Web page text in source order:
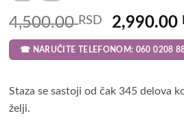
4,500.00RSD
Original
price
was:
2,990.00
☎ NARUČITE TELEFONOM: 060 0208
Staza se sastoji od čak 345 delova
želji.